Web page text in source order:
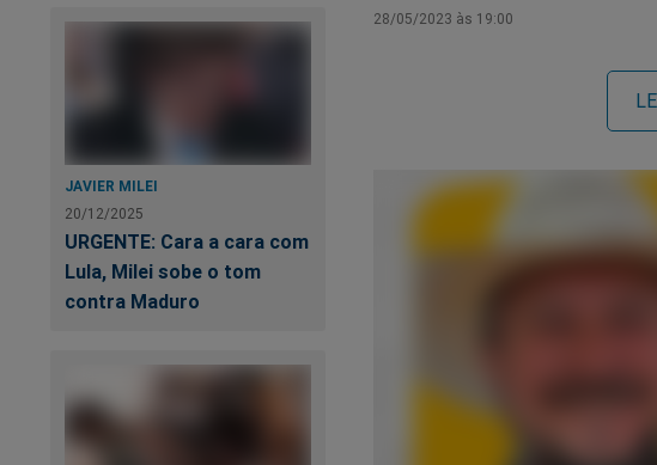
JAVIER MILEI
20/12/2025
URGENTE: Cara a cara com
Lula, Milei sobe o tom
contra Maduro
28/05/2023 às 19:00